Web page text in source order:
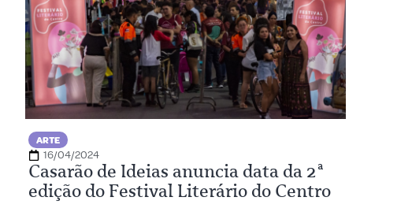
ARTE
16/04/2024
Casarão de Ideias anuncia data da 2ª
edição do Festival Literário do Centro